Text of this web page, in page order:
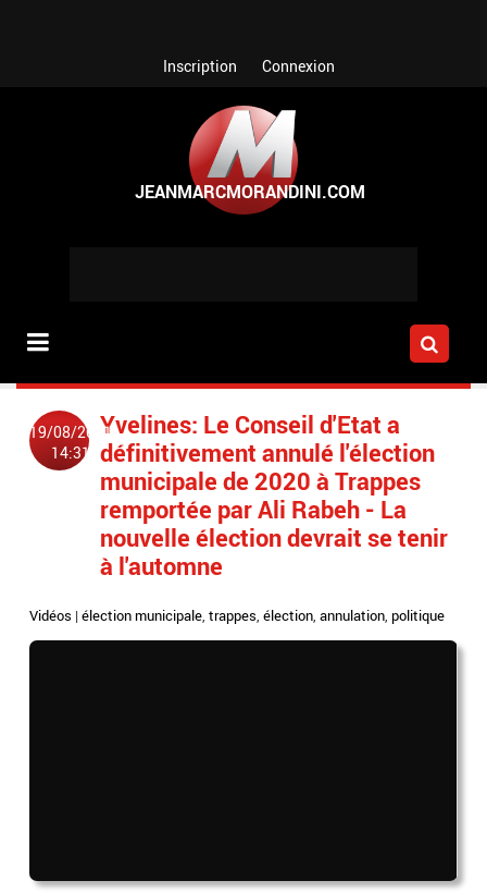
Inscription Connexion
19/08/2021
14:31
Yvelines: Le Conseil d'Etat a
définitivement annulé l'élection
municipale de 2020 à Trappes
remportée par Ali Rabeh - La
nouvelle élection devrait se tenir
à l'automne
Vidéos |élection municipale,trappes,élection,annulation,politique